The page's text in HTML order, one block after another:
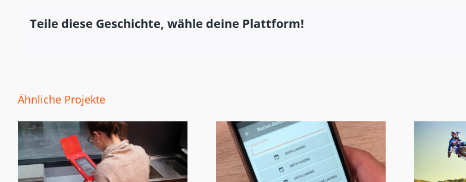
Teile diese Geschichte, wähle deine Plattform!
Ähnliche Projekte
1000 CV-
Motorradstrecken